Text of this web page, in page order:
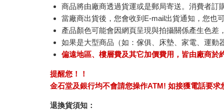
商品將由廠商透過貨運或是郵局寄送。消費者訂
當廠商出貨後，您會收到E-mail出貨通知，您也
產品顏色可能會因網頁呈現與拍攝關係產生色
如果是大型商品（如：傢俱、床墊、家電、運
偏遠地區、樓層費及其它加價費用，皆由廠商
提醒您！！
金石堂及銀行均不會請您操作ATM! 如接獲電話要
退換貨須知：